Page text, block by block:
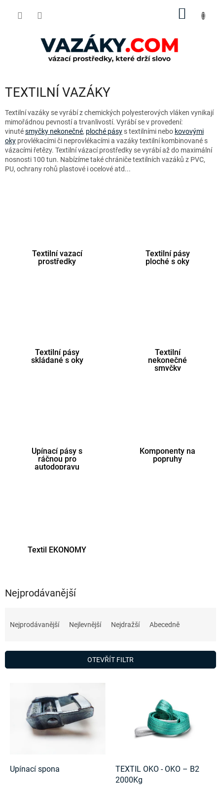
TEXTILNÍ VAZÁKY
Textilní vazáky se vyrábí z chemických polyesterových vláken vynikají
mimořádnou pevností a trvanlivostí. Vyrábí se v provedení:
vinutésmyčky nekonečné, ploché pásy s textilními nebo kovovými
oky provlékacími či neprovlékacími a vazáky textilní kombinované s
vázacími řetězy. Textilní vázací prostředky se vyrábí až do maximální
nosnosti 100 tun. Nabízíme také chrániče textilních vazáků z PVC,
PU, ochrany rohů plastové i ocelové atd...
Textilní vazací
prostředky
Textilní pásy
ploché s oky
Textilní pásy
skládané s oky
Textilní
nekonečné
smyčky
Upínací pásy s
ráčnou pro
autodopravu
Komponenty na
popruhy
Textil EKONOMY
Nejprodávanější
n
í
Nejprodávanější Nejlevnější Nejdražší Abecedně
OTEVŘÍT FILTR
Upínací spona
TEXTIL OKO - OKO – B2
2000Kg